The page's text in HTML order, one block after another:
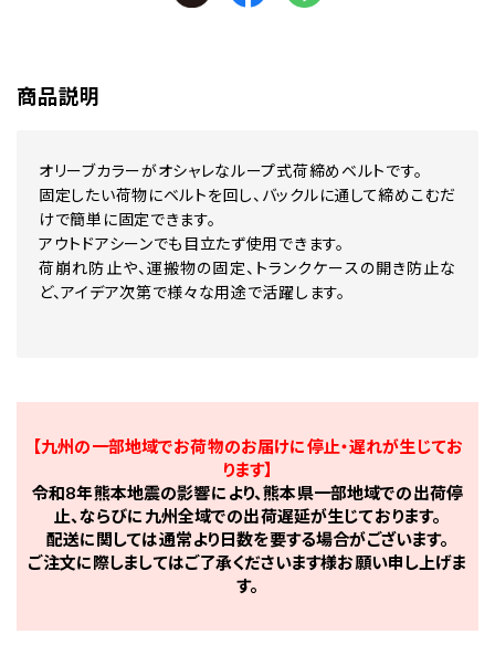
商品説明
オリーブカラーがオシャレなループ式荷締めベルトです。
固定したい荷物にベルトを回し、バックルに通して締めこむだ
けで簡単に固定できます。
アウトドアシーンでも目立たず使用できます。
荷崩れ防止や、運搬物の固定、トランクケースの開き防止な
ど、アイデア次第で様々な用途で活躍します。
【九州の一部地域でお荷物のお届けに停止・遅れが生じてお
ります】
令和8年熊本地震の影響により、熊本県一部地域での出荷停
止、ならびに九州全域での出荷遅延が生じております。
配送に関しては通常より日数を要する場合がございます。
ご注文に際しましてはご了承くださいます様お願い申し上げま
す。